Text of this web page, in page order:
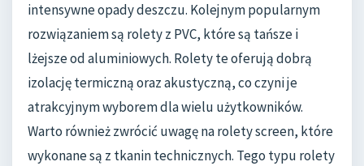
intensywne opady deszczu. Kolejnym popularnym
rozwiązaniem są rolety z PVC, które są tańsze i
lżejsze od aluminiowych. Rolety te oferują dobrą
izolację termiczną oraz akustyczną, co czyni je
atrakcyjnym wyborem dla wielu użytkowników.
Warto również zwrócić uwagę na rolety screen, które
wykonane są z tkanin technicznych. Tego typu rolety